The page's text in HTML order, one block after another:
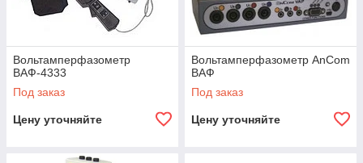
Вольтамперфазометр
ВАФ-4333
Под заказ
Цену уточняйте
Вольтамперфазометр AnCom
ВАФ
Под заказ
Цену уточняйте